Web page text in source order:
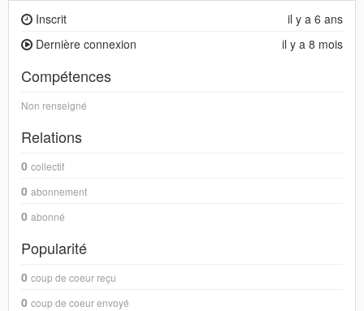
il y a 6 ans
Inscrit
il y a 8 mois
Dernière connexion
Compétences
Non renseigné
Relations
0 collectif
0 abonnement
0 abonné
Popularité
0 coup de coeur reçu
0 coup de coeur envoyé